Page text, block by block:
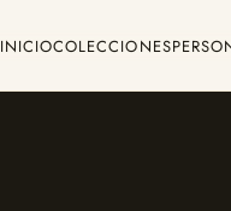
INICIOCOLECCIONES